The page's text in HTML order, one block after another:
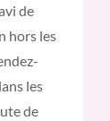
de
hors les
les
de